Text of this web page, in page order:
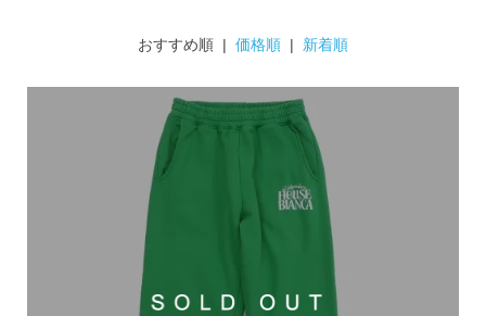
おすすめ順 | 価格順 | 新着順